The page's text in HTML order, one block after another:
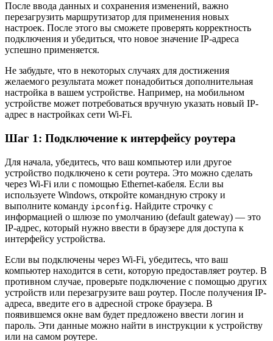
После ввода данных и сохранения изменений, важно
перезагрузить маршрутизатор для применения новых
настроек. После этого вы сможете проверять корректность
подключения и убедиться, что новое значение IP-адреса
успешно применяется.
Не забудьте, что в некоторых случаях для достижения
желаемого результата может понадобиться дополнительная
настройка в вашем устройстве. Например, на мобильном
устройстве может потребоваться вручную указать новый IP-
адрес в настройках сети Wi-Fi.
Шаг 1: Подключение к интерфейсу роутера
Для начала, убедитесь, что ваш компьютер или другое
устройство подключено к сети роутера. Это можно сделать
через Wi-Fi или с помощью Ethernet-кабеля. Если вы
используете Windows, откройте командную строку и
выполните команду ipconfig. Найдите строчку с
информацией о шлюзе по умолчанию (default gateway) — это
IP-адрес, который нужно ввести в браузере для доступа к
интерфейсу устройства.
Если вы подключены через Wi-Fi, убедитесь, что ваш
компьютер находится в сети, которую предоставляет роутер. В
противном случае, проверьте подключение с помощью других
устройств или перезагрузите ваш роутер. После получения IP-
адреса, введите его в адресной строке браузера. В
появившемся окне вам будет предложено ввести логин и
пароль. Эти данные можно найти в инструкции к устройству
или на самом роутере.